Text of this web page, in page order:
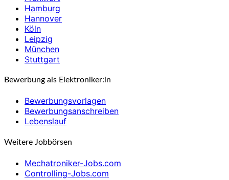
Hamburg
Hannover
Köln
Leipzig
München
Stuttgart
Bewerbung als Elektroniker:in
Bewerbungsvorlagen
Bewerbungsanschreiben
Lebenslauf
Weitere Jobbörsen
Mechatroniker-Jobs.com
Controlling-Jobs.com